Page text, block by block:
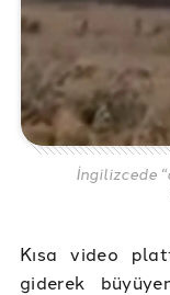
İngilizcede
Kısa video
giderek